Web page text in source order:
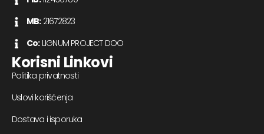
MB:21672823
Co:LIGNUM PROJECT DOO
Korisni Linkovi
Politika privatnosti
Uslovi korišćenja
Dostava i isporuka